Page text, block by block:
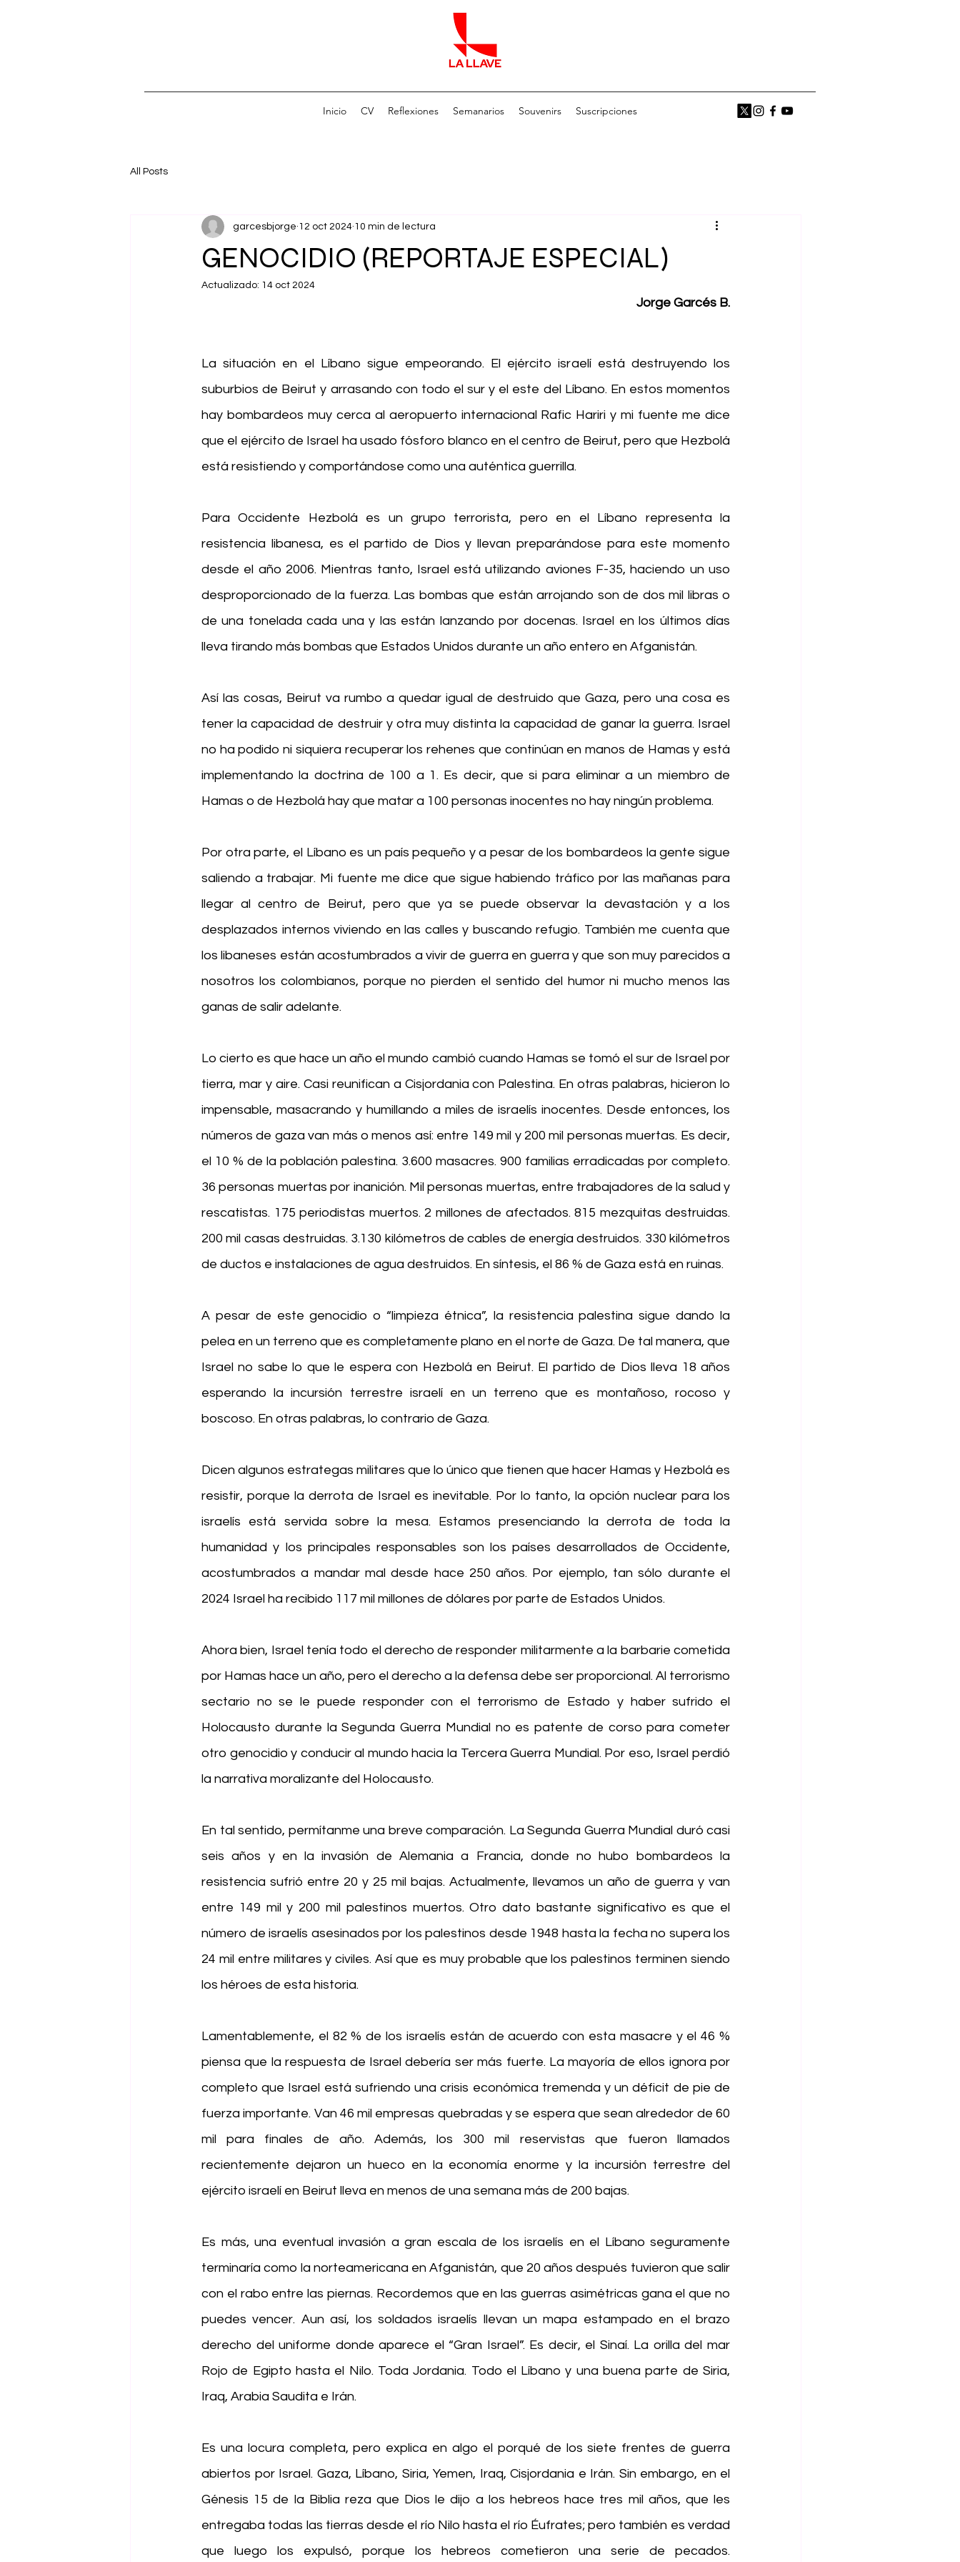
Inicio CV Reflexiones Semanarios Souvenirs Suscripciones
All Posts
GENOCIDIO (REPORTAJE ESPECIAL)
garcesbjorge 12 oct 2024 10 min de lectura
Actualizado: 14 oct 2024
Jorge Garcés B.
La situación en el Líbano sigue empeorando. El ejército israelí está destruyendo los
suburbios de Beirut y arrasando con todo el sur y el este del Líbano. En estos momentos
hay bombardeos muy cerca al aeropuerto internacional Rafic Hariri y mi fuente me dice
que el ejército de Israel ha usado fósforo blanco en el centro de Beirut, pero que Hezbolá
está resistiendo y comportándose como una auténtica guerrilla.
Para Occidente Hezbolá es un grupo terrorista, pero en el Líbano representa la
resistencia libanesa, es el partido de Dios y llevan preparándose para este momento
desde el año 2006. Mientras tanto, Israel está utilizando aviones F-35, haciendo un uso
desproporcionado de la fuerza. Las bombas que están arrojando son de dos mil libras o
de una tonelada cada una y las están lanzando por docenas. Israel en los últimos días
lleva tirando más bombas que Estados Unidos durante un año entero en Afganistán.
Así las cosas, Beirut va rumbo a quedar igual de destruido que Gaza, pero una cosa es
tener la capacidad de destruir y otra muy distinta la capacidad de ganar la guerra. Israel
no ha podido ni siquiera recuperar los rehenes que continúan en manos de Hamas y está
implementando la doctrina de 100 a 1. Es decir, que si para eliminar a un miembro de
Hamas o de Hezbolá hay que matar a 100 personas inocentes no hay ningún problema.
Por otra parte, el Líbano es un país pequeño y a pesar de los bombardeos la gente sigue
saliendo a trabajar. Mi fuente me dice que sigue habiendo tráfico por las mañanas para
llegar al centro de Beirut, pero que ya se puede observar la devastación y a los
desplazados internos viviendo en las calles y buscando refugio. También me cuenta que
los libaneses están acostumbrados a vivir de guerra en guerra y que son muy parecidos a
nosotros los colombianos, porque no pierden el sentido del humor ni mucho menos las
ganas de salir adelante.
Lo cierto es que hace un año el mundo cambió cuando Hamas se tomó el sur de Israel por
tierra, mar y aire. Casi reunifican a Cisjordania con Palestina. En otras palabras, hicieron lo
impensable, masacrando y humillando a miles de israelís inocentes. Desde entonces, los
números de gaza van más o menos así: entre 149 mil y 200 mil personas muertas. Es decir,
el 10 % de la población palestina. 3.600 masacres. 900 familias erradicadas por completo.
36 personas muertas por inanición. Mil personas muertas, entre trabajadores de la salud y
rescatistas. 175 periodistas muertos. 2 millones de afectados. 815 mezquitas destruidas.
200 mil casas destruidas. 3.130 kilómetros de cables de energía destruidos. 330 kilómetros
de ductos e instalaciones de agua destruidos. En síntesis, el 86 % de Gaza está en ruinas.
A pesar de este genocidio o “limpieza étnica”, la resistencia palestina sigue dando la
pelea en un terreno que es completamente plano en el norte de Gaza. De tal manera, que
Israel no sabe lo que le espera con Hezbolá en Beirut. El partido de Dios lleva 18 años
esperando la incursión terrestre israelí en un terreno que es montañoso, rocoso y
boscoso. En otras palabras, lo contrario de Gaza.
Dicen algunos estrategas militares que lo único que tienen que hacer Hamas y Hezbolá es
resistir, porque la derrota de Israel es inevitable. Por lo tanto, la opción nuclear para los
israelís está servida sobre la mesa. Estamos presenciando la derrota de toda la
humanidad y los principales responsables son los países desarrollados de Occidente,
acostumbrados a mandar mal desde hace 250 años. Por ejemplo, tan sólo durante el
2024 Israel ha recibido 117 mil millones de dólares por parte de Estados Unidos.
Ahora bien, Israel tenía todo el derecho de responder militarmente a la barbarie cometida
por Hamas hace un año, pero el derecho a la defensa debe ser proporcional. Al terrorismo
sectario no se le puede responder con el terrorismo de Estado y haber sufrido el
Holocausto durante la Segunda Guerra Mundial no es patente de corso para cometer
otro genocidio y conducir al mundo hacia la Tercera Guerra Mundial. Por eso, Israel perdió
la narrativa moralizante del Holocausto.
En tal sentido, permítanme una breve comparación. La Segunda Guerra Mundial duró casi
seis años y en la invasión de Alemania a Francia, donde no hubo bombardeos la
resistencia sufrió entre 20 y 25 mil bajas. Actualmente, llevamos un año de guerra y van
entre 149 mil y 200 mil palestinos muertos. Otro dato bastante significativo es que el
número de israelís asesinados por los palestinos desde 1948 hasta la fecha no supera los
24 mil entre militares y civiles. Así que es muy probable que los palestinos terminen siendo
los héroes de esta historia.
Lamentablemente, el 82 % de los israelís están de acuerdo con esta masacre y el 46 %
piensa que la respuesta de Israel debería ser más fuerte. La mayoría de ellos ignora por
completo que Israel está sufriendo una crisis económica tremenda y un déficit de pie de
fuerza importante. Van 46 mil empresas quebradas y se espera que sean alrededor de 60
mil para finales de año. Además, los 300 mil reservistas que fueron llamados
recientemente dejaron un hueco en la economía enorme y la incursión terrestre del
ejército israelí en Beirut lleva en menos de una semana más de 200 bajas.
Es más, una eventual invasión a gran escala de los israelís en el Líbano seguramente
terminaría como la norteamericana en Afganistán, que 20 años después tuvieron que salir
con el rabo entre las piernas. Recordemos que en las guerras asimétricas gana el que no
puedes vencer. Aun así, los soldados israelís llevan un mapa estampado en el brazo
derecho del uniforme donde aparece el “Gran Israel”. Es decir, el Sinaí. La orilla del mar
Rojo de Egipto hasta el Nilo. Toda Jordania. Todo el Líbano y una buena parte de Siria,
Iraq, Arabia Saudita e Irán.
Es una locura completa, pero explica en algo el porqué de los siete frentes de guerra
abiertos por Israel. Gaza, Líbano, Siria, Yemen, Iraq, Cisjordania e Irán. Sin embargo, en el
Génesis 15 de la Biblia reza que Dios le dijo a los hebreos hace tres mil años, que les
entregaba todas las tierras desde el río Nilo hasta el río Éufrates; pero también es verdad
que luego los expulsó, porque los hebreos cometieron una serie de pecados.